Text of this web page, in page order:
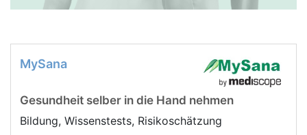
MySana
Gesundheit selber in die Hand nehmen
Bildung, Wissenstests, Risikoschätzung